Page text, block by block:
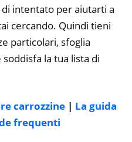
intentato per aiutarti a
cercando. Quindi tieni
particolari, sfoglia
soddisfa la tua lista di
carrozzine | La guida
frequenti